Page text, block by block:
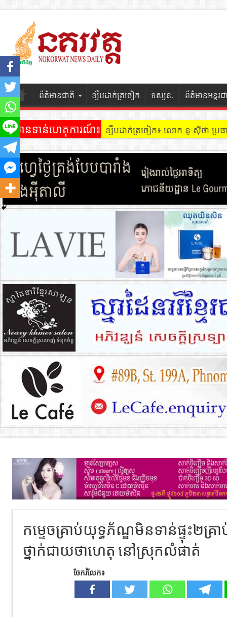
ព័ត៌មានជាតិ ខ្សឹបដាក់ត្រចៀក ទស្សនៈ ព័ត៌មានអន្តរជ
ព័ត៌មានទាន់ហេតុការណ៍៖ ខ្សឹបដាក់ត្រចៀក ៖ អគារ Sky 31
កម្ទេចគ្រាប់យុទ្ធភ័ណ្ឌមិនទាន់ផ្ទុះ២គ្រា
ថ្នាក់ជាយថាហេតុ នៅស្រុកលំផាត់
ចែករំលែក៖